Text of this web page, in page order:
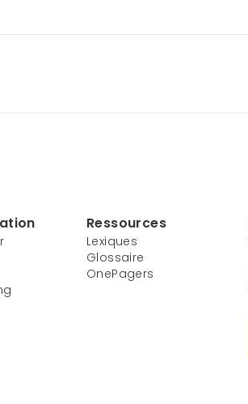
Ressources
Lexiques
Glossaire
OnePagers